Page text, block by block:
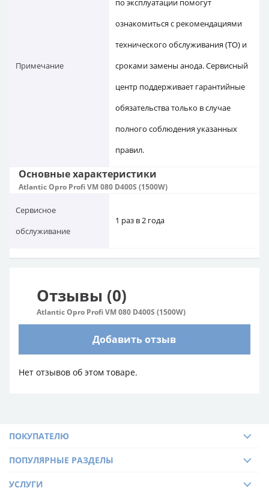
Примечание
по эксплуатации помогут
ознакомиться с рекомендациями
технического обслуживания (ТО) и
сроками замены анода. Сервисный
центр поддерживает гарантийные
обязательства только в случае
полного соблюдения указанных
правил.
Основные характеристики
Atlantic Opro Profi VM 080 D400S (1500W)
Сервисное
обслуживание
1 раз в 2 года
Отзывы (0)
Atlantic Opro Profi VM 080 D400S (1500W)
Добавить отзыв
Нет отзывов об этом товаре.
ПОКУПАТЕЛЮ
ПОПУЛЯРНЫЕ РАЗДЕЛЫ
УСЛУГИ